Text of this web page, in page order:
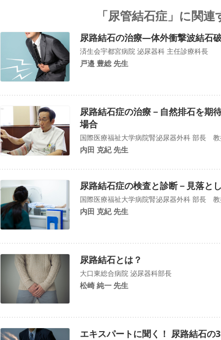
「尿管結石症」に関
尿路結石の治療―体外衝撃波結石
済生会宇都宮病院 泌尿器科 主任診療科長
戸邉 豊総 先生
尿路結石症の治療－自然排石を期
場合
国際医療福祉大学病院腎泌尿器外科 部長
内田 克紀 先生
尿路結石症の検査と診断－見落と
国際医療福祉大学病院腎泌尿器外科 部長
内田 克紀 先生
尿路結石とは？
大口東総合病院 泌尿器科部長
松崎 純一 先生
エキスパートに聞く！ 尿路結石の